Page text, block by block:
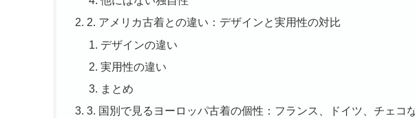
2. アメリカ古着との違い：デザインと実用性の対比
デザインの違い
実用性の違い
まとめ
3. 国別で見るヨーロッパ古着の個性：フランス、ドイツ、チェコ